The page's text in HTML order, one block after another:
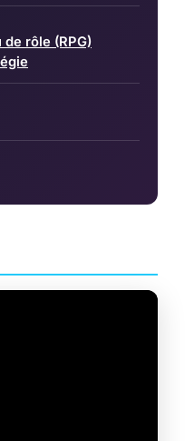
de rôle (RPG)